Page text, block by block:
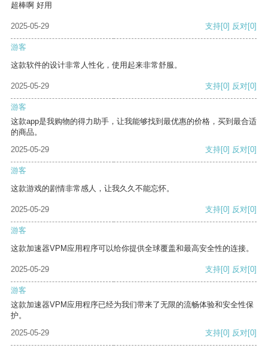
超棒啊 好用
2025-05-29 支持[0] 反对[0]
游客
这款软件的设计非常人性化，使用起来非常舒服。
2025-05-29 支持[0] 反对[0]
游客
这款app是我购物的得力助手，让我能够找到最优惠的价格，买到最合适
的商品。
2025-05-29
支持[0] 反对[0]
游客
这款游戏的剧情非常感人，让我久久不能忘怀。
2025-05-29 支持[0] 反对[0]
游客
这款加速器VPM应用程序可以给你提供全球覆盖和最高安全性的连接。
2025-05-29 支持[0] 反对[0]
游客
这款加速器VPM应用程序已经为我们带来了无限的流畅体验和安全性保
护。
2025-05-29
支持[0] 反对[0]